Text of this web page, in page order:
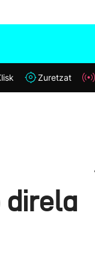
Zuretzat
direla